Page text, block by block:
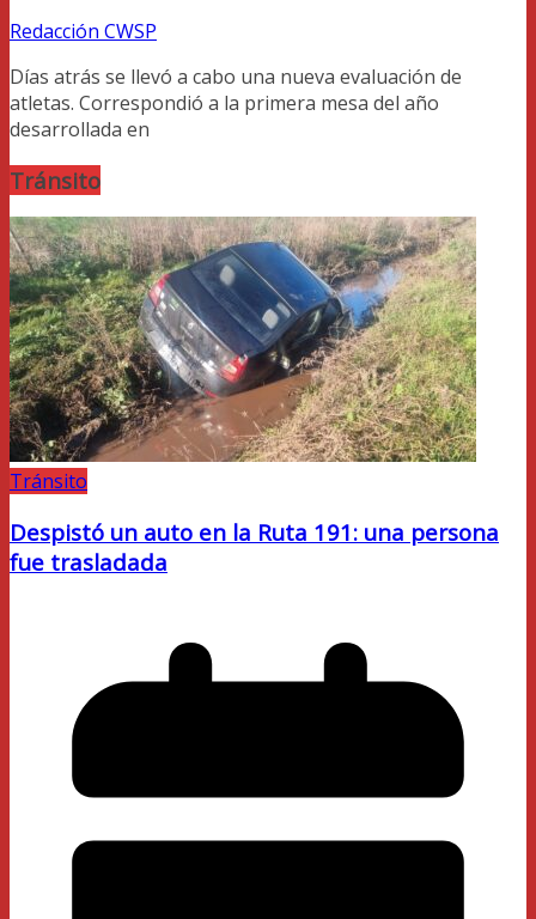
Redacción CWSP
Días atrás se llevó a cabo una nueva evaluación de
atletas. Correspondió a la primera mesa del año
desarrollada en
Tránsito
Tránsito
Despistó un auto en la Ruta 191: una persona
fue trasladada